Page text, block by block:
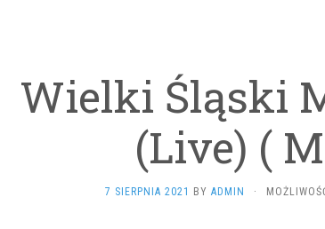
Wielki Śląski
(Live) (
7 SIERPNIA 2021 BY ADMIN ·